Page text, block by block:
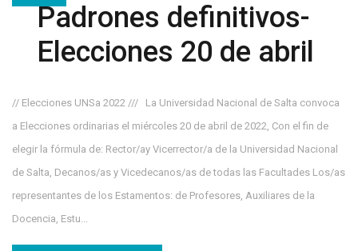
Padrones definitivos-
Elecciones 20 de abril
// Elecciones UNSa 2022 /// La Universidad Nacional de Salta convoca
a Elecciones ordinarias el miércoles 20 de abril de 2022, Con el fin de
elegir la fórmula de: Rector/ay Vicerrector/a de la Universidad Nacional
de Salta, Decanos/as y Vicedecanos/as de todas las Facultades Los/as
representantes de los Estamentos: de Profesores, Auxiliares de la
Docencia, Estu...